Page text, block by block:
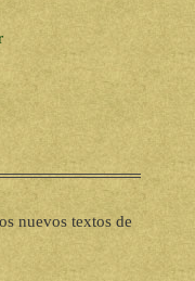
nuevos textos de